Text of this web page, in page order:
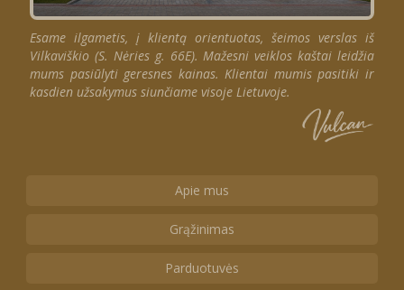
Esame ilgametis, į klientą orientuotas, šeimos verslas iš
Vilkaviškio (S. Nėries g. 66E). Mažesni veiklos kaštai leidžia
mums pasiūlyti geresnes kainas. Klientai mumis pasitiki ir
kasdien užsakymus siunčiame visoje Lietuvoje.
Apie mus
Grąžinimas
Parduotuvės